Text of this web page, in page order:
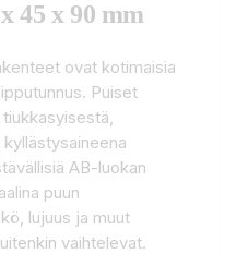
45 x 90 mm
ovat kotimaisia
Puiset
AB-luokan
puun
lujuus ja muut
vaihtelevat.